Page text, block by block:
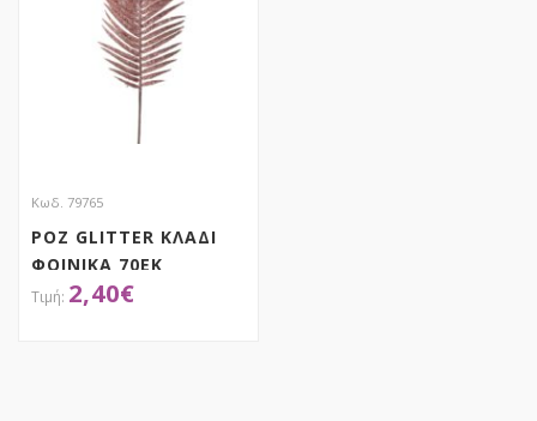
Κωδ. 79765
ΡΟΖ GLITTER ΚΛΑΔΙ
ΦΟΙΝΙΚΑ 70ΕΚ
2,40€